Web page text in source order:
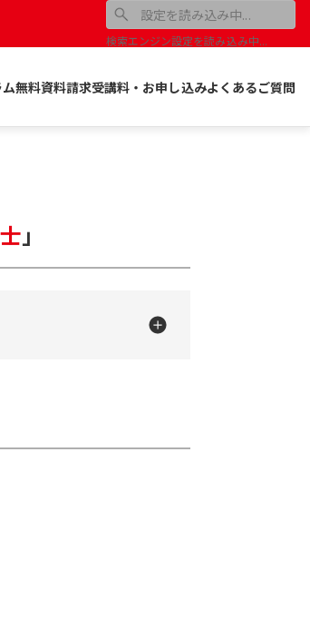
検索エンジン設定を読み込み中...
無料資料請求受講料・お申し込みよくあるご質問
」